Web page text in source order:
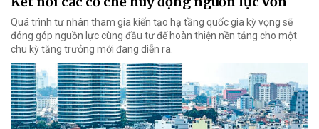
Quá trình tư nhân tham gia kiến tạo hạ tầng quốc gia kỳ vọng sẽ
đóng góp nguồn lực cùng đầu tư để hoàn thiện nền tảng cho một
chu kỳ tăng trưởng mới đang diễn ra.